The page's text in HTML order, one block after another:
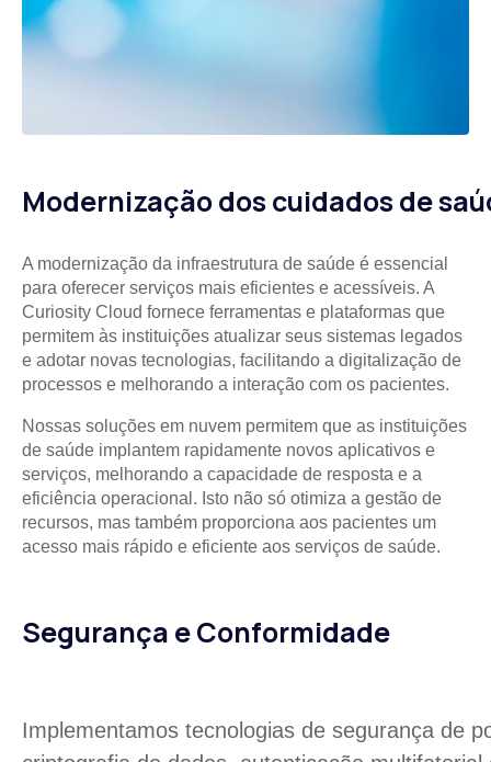
Modernização dos cuidados de
A modernização da infraestrutura de saúde é essencial
para oferecer serviços mais eficientes e acessíveis. A
Curiosity Cloud fornece ferramentas e plataformas que
permitem às instituições atualizar seus sistemas legados
e adotar novas tecnologias, facilitando a digitalização de
processos e melhorando a interação com os pacientes.
Nossas soluções em nuvem permitem que as instituições
de saúde implantem rapidamente novos aplicativos e
serviços, melhorando a capacidade de resposta e a
eficiência operacional. Isto não só otimiza a gestão de
recursos, mas também proporciona aos pacientes um
acesso mais rápido e eficiente aos serviços de saúde.
Segurança e Conformidade
Implementamos tecnologias de segurança de